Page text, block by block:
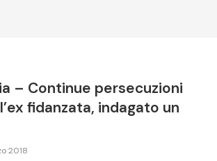
– Continue persecuzioni
fidanzata, indagato un
2018